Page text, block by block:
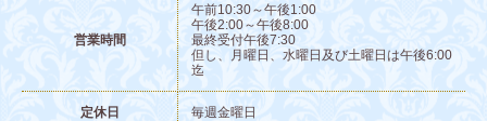
営業時間
午前10:30～午後1:00
午後2:00～午後8:00
最終受付午後7:30
但し、月曜日、水曜日及び土曜日は午後6:00
迄
定休日 毎週金曜日